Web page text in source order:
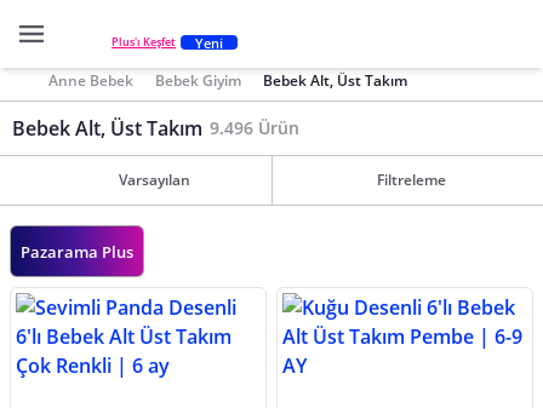
Plus'ı Keşfet Yeni
Anne Bebek Bebek Giyim Bebek Alt, Üst Takım
Bebek Alt, Üst Takım 9.496 Ürün
Varsayılan Filtreleme
Pazarama Plus